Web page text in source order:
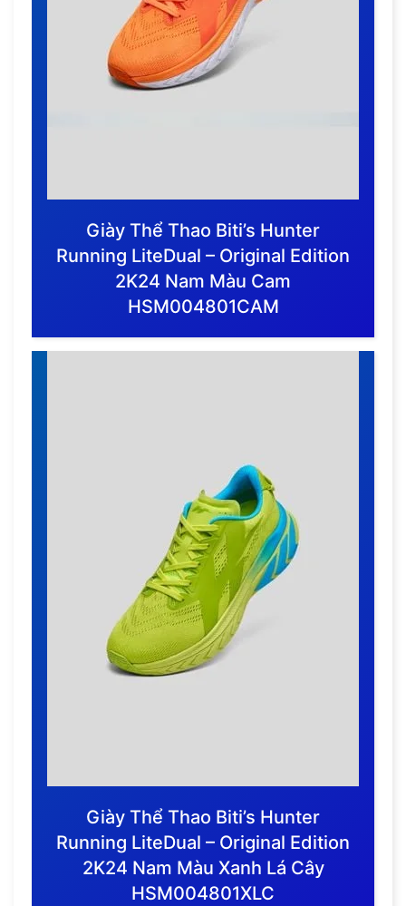
Giày Thể Thao Biti’s Hunter
Running LiteDual – Original Edition
2K24 Nam Màu Cam
HSM004801CAM
Giày Thể Thao Biti’s Hunter
Running LiteDual – Original Edition
2K24 Nam Màu Xanh Lá Cây
HSM004801XLC